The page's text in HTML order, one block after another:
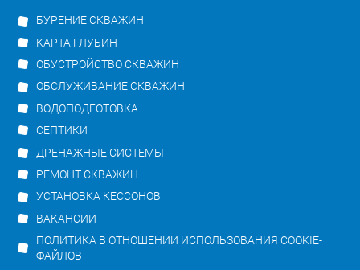
БУРЕНИЕ СКВАЖИН
КАРТА ГЛУБИН
ОБУСТРОЙСТВО СКВАЖИН
ОБСЛУЖИВАНИЕ СКВАЖИН
ВОДОПОДГОТОВКА
СЕПТИКИ
ДРЕНАЖНЫЕ СИСТЕМЫ
РЕМОНТ СКВАЖИН
УСТАНОВКА КЕССОНОВ
ВАКАНСИИ
ПОЛИТИКА В ОТНОШЕНИИ ИСПОЛЬЗОВАНИЯ COOKIE-
ФАЙЛОВ